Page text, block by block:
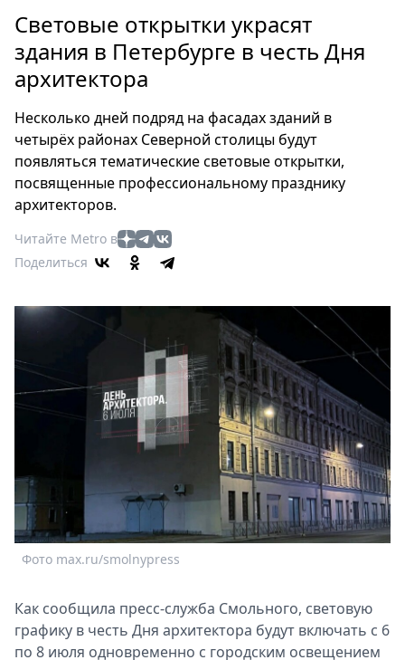
Россия
Мир
Здоровье
Туризм
Мода
Театр
Кино
Афиша
Книги
Пресс-
релизы
Metro
Стримы
Спецпроекты
2026
Скачай
Metro
Световые открытки украсят
здания в Петербурге в честь Дня
архитектора
Несколько дней подряд на фасадах зданий в
четырёх районах Северной столицы будут
появляться тематические световые открытки,
посвященные профессиональному празднику
архитекторов.
Читайте Metro в
Поделиться
Фото max.ru/smolnypress
Как сообщила пресс-служба Смольного, световую
графику в честь Дня архитектора будут включать с 6
по 8 июля одновременно с городским освещением